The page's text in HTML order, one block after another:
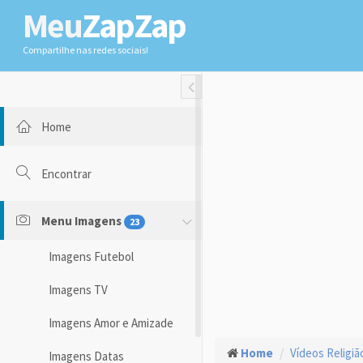
MeuZapZap
Compartilhe nas redes sociais!
Toggle Fullwidth
Home
Encontrar
Menu Imagens 23
Imagens Futebol
Imagens TV
Imagens Amor e Amizade
Imagens Datas Home Vídeos